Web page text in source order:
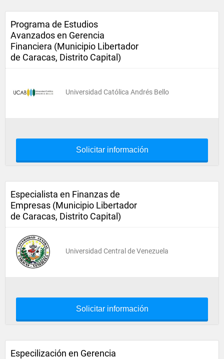
Programa de Estudios
Avanzados en Gerencia
Financiera (Municipio Libertador
de Caracas, Distrito Capital)
Universidad Católica Andrés Bello
Solicitar información
Especialista en Finanzas de
Empresas (Municipio Libertador
de Caracas, Distrito Capital)
Universidad Central de Venezuela
Solicitar información
Especilización en Gerencia